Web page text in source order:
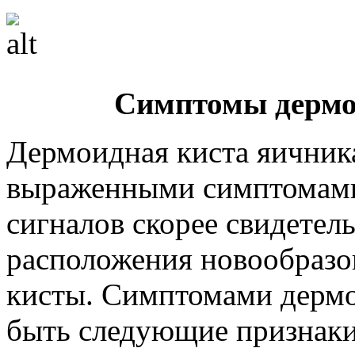
Симптомы
Дермоидная киста
выраженными
сигналов скорее
расположения
кисты. Симптомами
быть следующие